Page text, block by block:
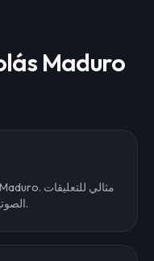
الصوتية والعروض التقديمية وإنشاء المحتوى.